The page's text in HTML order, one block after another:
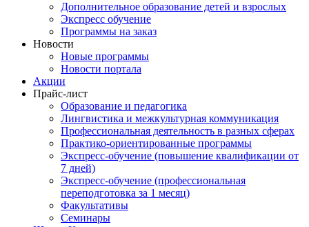
Дополнительное образование детей и взрослых
Экспресс обучение
Программы на заказ
Новости
Новые программы
Новости портала
Акции
Прайс-лист
Образование и педагогика
Лингвистика и межкультурная коммуникация
Профессиональная деятельность в разных сферах
Практико-ориентированные программы
Экспресс-обучение (повышение квалификации от
7 дней)
Экспресс-обучение (профессиональная
переподготовка за 1 месяц)
Факультативы
Семинары